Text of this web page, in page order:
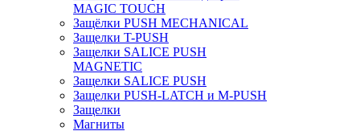
MAGIC TOUCH
Защёлки PUSH MECHANICAL
Защелки T-PUSH
Защелки SALICE PUSH
MAGNETIC
Защелки SALICE PUSH
Защелки PUSH-LATCH и M-PUSH
Защелки
Магниты